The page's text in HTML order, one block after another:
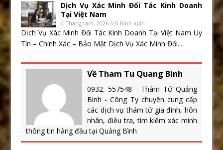
Dịch Vụ Xác Minh Đối Tác Kinh Doanh
Tại Việt Nam
4 Tháng tám, 2026 // 0 Bình luận
Dịch Vụ Xác Minh Đối Tác Kinh Doanh Tại Việt Nam Uy
Tín – Chính Xác – Bảo Mật Dịch Vụ Xác Minh Đối...
Về Tham Tu Quang Binh
0932. 557548 - Thám Tử Quảng
Bình - Công Ty chuyên cung cấp
các dịch vụ thám tử gia đình, hôn
nhân, điều tra, tìm kiếm xác minh
thông tin hàng đầu tại Quảng Bình